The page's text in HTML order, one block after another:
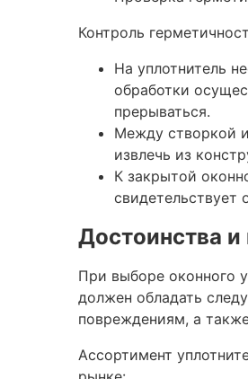
Контроль
На уплотнитель
обработки
прерываться.
Между створкой и
извлечь из
К закрытой
Достоинства и
При выборе оконного
должен обладать
повреждениям, а
Ассортимент